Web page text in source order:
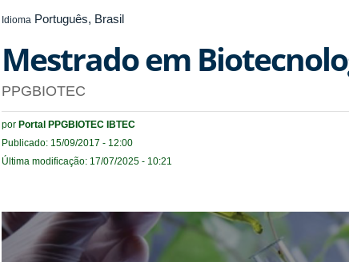
Idioma Português, Brasil
Mestrado em
PPGBIOTEC
por Portal PPGBIOTEC IBTEC
Publicado: 15/09/2017 - 12:00
Última modificação: 17/07/2025 - 10:21